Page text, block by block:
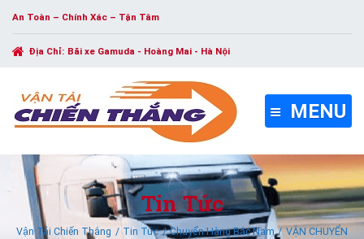
An Toàn – Chính Xác – Tận Tâm
Địa Chỉ: Bãi xe Gamuda - Hoàng Mai - Hà Nội
MENU
Tin Tức
Vận Tải Chiến Thắng Tin Tức Chuyển Hàng Bắc Nam
VẬN CHUYỂN